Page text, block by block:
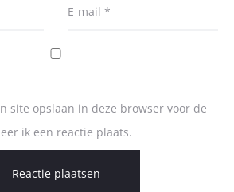
E-mail *
site opslaan in deze browser voor de
ik een reactie plaats.